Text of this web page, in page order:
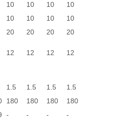
10
10 10
10
10
10 10
10
20
20 20 20
12 12 12 12
1.5 1.5 1.5
1.5
180 180 180
180
- - -
-